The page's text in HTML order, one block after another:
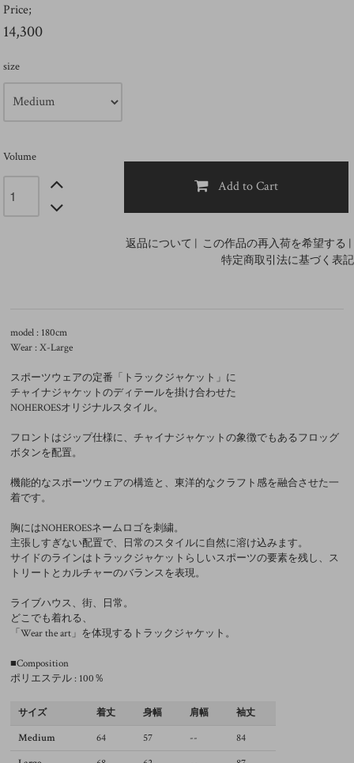
Price;
14,300
size
Volume
Add to Cart
返品について | この作品の再入荷を希望する |
特定商取引法に基づく表記
model : 180cm
Wear : X-Large
スポーツウェアの定番「トラックジャケット」に
チャイナジャケットのディテールを掛け合わせた
NOHEROESオリジナルスタイル。
フロントはジップ仕様に、チャイナジャケットの象徴でもあるフロッグ
ボタンを配置。
機能的なスポーツウェアの構造と、東洋的なクラフト感を融合させた一
着です。
胸にはNOHEROESネームロゴを刺繍。
主張しすぎない配置で、日常のスタイルに自然に溶け込みます。
サイドのラインはトラックジャケットらしいスポーツの要素を残し、ス
トリートとカルチャーのバランスを表現。
ライブハウス、街、日常。
どこでも着れる、
「Wear the art」を体現するトラックジャケット。
■Composition
ポリエステル : 100％
サイズ 着丈 身幅 肩幅 袖丈
Medium 64 57 --
84